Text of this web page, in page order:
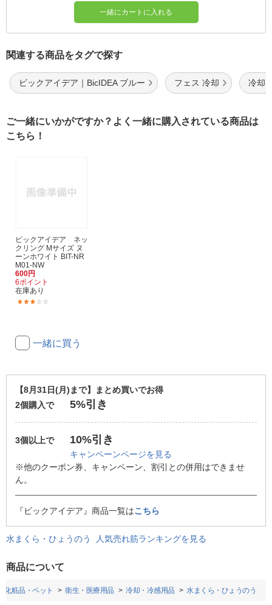
一緒にカートに入れる
関連する商品をタグで探す
ビックアイデア｜BicIDEA ブルー フェス 冷却 冷却
ご一緒にいかがですか？よく一緒に購入されている商品は
こちら！
ビックアイデア ネッ
クリング Mサイズ ヌ
ーンホワイト BIT-NR
M01-NW
600円
6ポイント
在庫あり
一緒に買う
【8月31日(月)まで】まとめ買いでお得
2個購入で
5%引き
3個以上で 10%引き
キャンペーンページを見る
※他のクーポン券、キャンペーン、割引との併用はできませ
ん。
『ビックアイデア』商品一覧はこちら
水まくら・ひょうのう 人気売れ筋ランキングを見る
商品について
化粧品・ペット 衛生・医療用品 冷却・冷感用品 水まくら・ひょうのう